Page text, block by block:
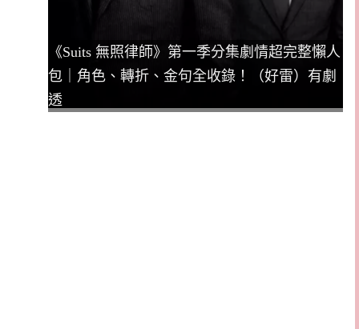
《Suits 無照律師》第一季分集劇情超完整懶人
包｜角色、轉折、金句全收錄！（好雷）有劇
透